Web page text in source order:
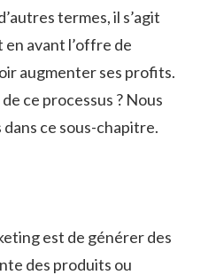
termes, il s’agit
en avant l’offre de
augmenter ses profits.
ce processus ? Nous
ce sous-chapitre.
est de générer des
des produits ou